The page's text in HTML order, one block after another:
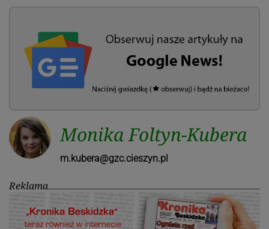
Monika Foltyn-Kubera
m.kubera@gzc.cieszyn.pl
Reklama